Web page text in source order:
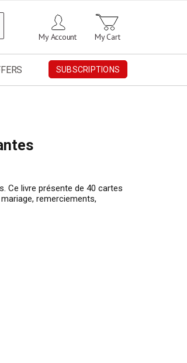
My Cart
My Account
SUBSCRIPTIONS
Ce livre présente de 40 cartes
remerciements,